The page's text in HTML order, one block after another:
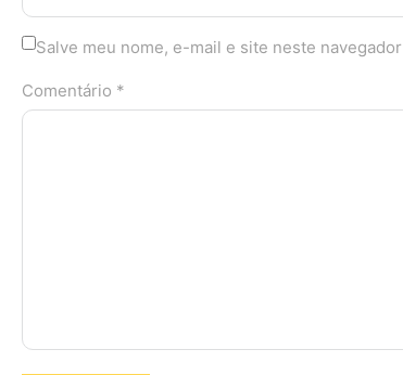
Salve meu nome, e-mail e site neste
Comentário *